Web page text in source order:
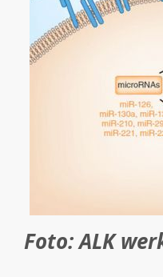
Foto: ALK